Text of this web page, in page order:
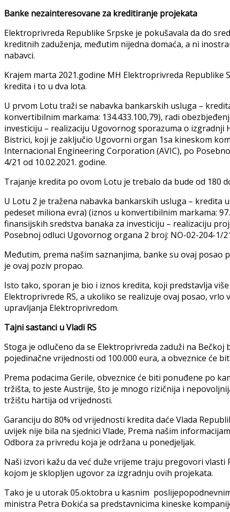
Banke nezainteresovane za kreditiranje projekata
Elektroprivreda Republike Srpske je pokušavala da do
kreditnih zaduženja, međutim nijedna domaća, a ni
nabavci.
Krajem marta 2021.godine MH Elektroprivreda Republike
kredita i to u dva lota.
U prvom Lotu traži se nabavka bankarskih usluga –
konvertibilnim markama: 134.433.100,79), radi
investiciju – realizaciju Ugovornog sporazuma o izgradnji
Bistrici, koji je zaključio Ugovorni organ 1sa kineskom
Internacional Engineering Corporation (AVIC), po
4/21 od 10.02.2021. godine.
Trajanje kredita po ovom Lotu je trebalo da bude od 180
U Lotu 2 je tražena nabavka bankarskih usluga – kredita u
pedeset miliona evra) (iznos u konvertibilnim markama:
finansijskih sredstva banaka za investiciju – realizaciju
Posebnoj odluci Ugovornog organa 2 broj: NO-02-204-1/
Međutim, prema našim saznanjima, banke su ovaj
je ovaj poziv propao.
Isto tako, sporan je bio i iznos kredita, koji predstavlja
Elektroprivrede RS, a ukoliko se realizuje ovaj posao,
upravljanja Elektroprivredom.
Tajni sastanci u Vladi RS
Stoga je odlučeno da se Elektroprivreda zaduži na Bečkoj
pojedinačne vrijednosti od 100.000 eura, a obveznice će
Prema podacima Gerile, obveznice će biti ponuđene po
tržišta, to jeste Austrije, što je mnogo rizičnija i
tržištu hartija od vrijednosti.
Garanciju do 80% od vrijednosti kredita daće Vlada
uvijek nije bila na sjednici Vlade, Prema našim
Odbora za privredu koja je održana u ponedjeljak.
Naši izvori kažu da već duže vrijeme traju pregovori vlasti
kojom je sklopljen ugovor za izgradnju ovih projekata.
Tako je u utorak 05.oktobra u kasnim
ministra Petra Đokića sa predstavnicima kineske